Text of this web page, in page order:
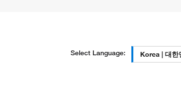
Select Language: